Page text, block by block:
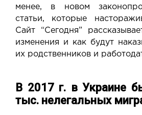
менее, в новом
статьи, которые
Сайт “Сегодня”
изменения и как будут
их родственников и
В 2017 г. в Украине
тыс. нелегальных